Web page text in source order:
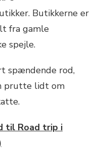
Butikkerne er
fra gamle
spejle.
spændende rod,
prutte lidt om
til Road trip i